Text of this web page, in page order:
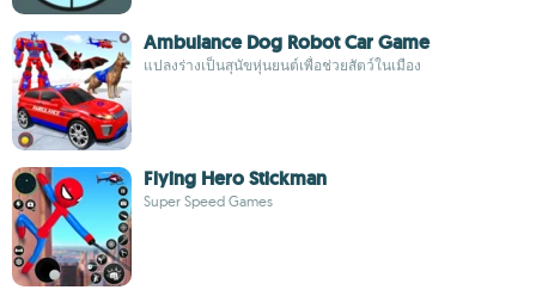
Ambulance Dog Robot Car Game
แปลงร่างเป็นสุนัขหุ่นยนต์เพื่อช่วยสัตว์ในเมือง
Flying Hero Stickman
Super Speed Games